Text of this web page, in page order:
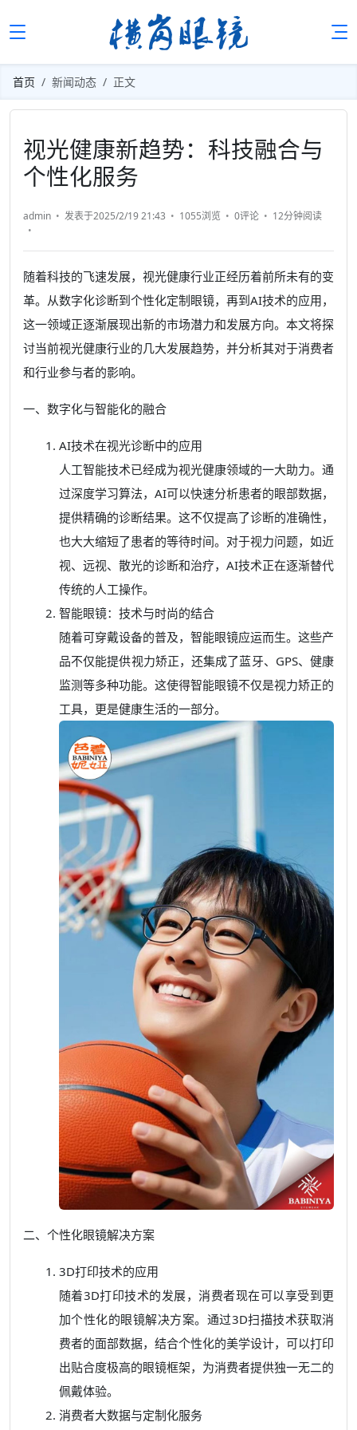
首页 新闻动态 正文
视光健康新趋势：科技融合与
个性化服务
admin 发表于2025/2/19 21:43 1055浏览 0评论 12分钟阅读
随着科技的飞速发展，视光健康行业正经历着前所未有的变
革。从数字化诊断到个性化定制眼镜，再到AI技术的应用，
这一领域正逐渐展现出新的市场潜力和发展方向。本文将探
讨当前视光健康行业的几大发展趋势，并分析其对于消费者
和行业参与者的影响。
一、数字化与智能化的融合
AI技术在视光诊断中的应用
人工智能技术已经成为视光健康领域的一大助力。通
过深度学习算法，AI可以快速分析患者的眼部数据，
提供精确的诊断结果。这不仅提高了诊断的准确性，
也大大缩短了患者的等待时间。对于视力问题，如近
视、远视、散光的诊断和治疗，AI技术正在逐渐替代
传统的人工操作。
智能眼镜：技术与时尚的结合
随着可穿戴设备的普及，智能眼镜应运而生。这些产
品不仅能提供视力矫正，还集成了蓝牙、GPS、健康
监测等多种功能。这使得智能眼镜不仅是视力矫正的
工具，更是健康生活的一部分。
二、个性化眼镜解决方案
3D打印技术的应用
随着3D打印技术的发展，消费者现在可以享受到更
加个性化的眼镜解决方案。通过3D扫描技术获取消
费者的面部数据，结合个性化的美学设计，可以打印
出贴合度极高的眼镜框架，为消费者提供独一无二的
佩戴体验。
消费者大数据与定制化服务